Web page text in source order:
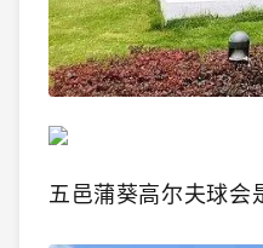
五邑蒲葵高尔夫球会